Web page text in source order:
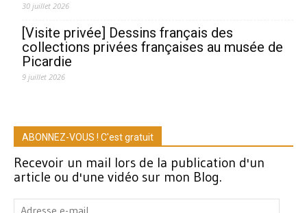
30 juillet 2026
[Visite privée] Dessins français des
collections privées françaises au musée de
Picardie
9 juillet 2026
ABONNEZ-VOUS ! C'est gratuit
Recevoir un mail lors de la publication d'un
article ou d'une vidéo sur mon Blog.
Adresse